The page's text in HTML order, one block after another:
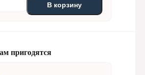
В корзину
пригодятся